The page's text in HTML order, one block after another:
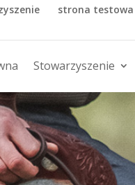
strona testowa
Stowarzyszenie